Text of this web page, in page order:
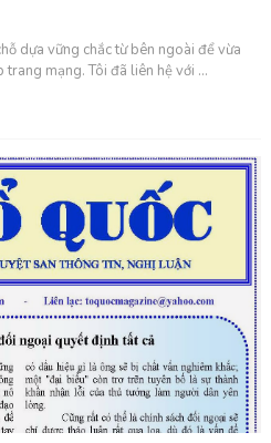
dựa vững chắc từ bên ngoài để vừa
mạng. Tôi đã liên hệ với ...